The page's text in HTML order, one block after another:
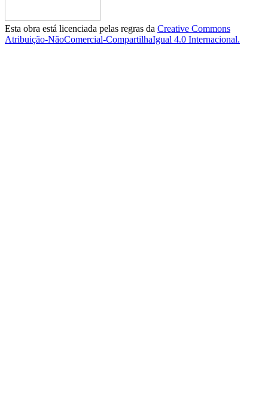
Esta obra está licenciada pelas regras da Creative Commons
Atribuição-NãoComercial-CompartilhaIgual 4.0 Internacional.